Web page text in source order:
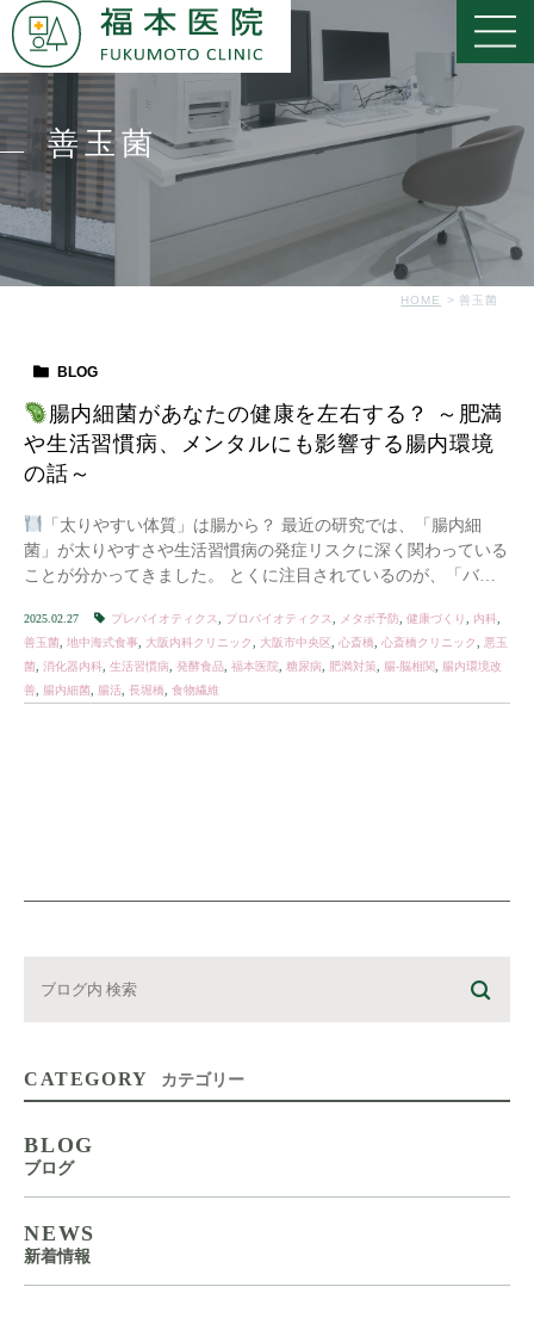
善玉菌
HOME 善玉菌
BLOG
腸内細菌があなたの健康を左右する？ ～肥満
や生活習慣病、メンタルにも影響する腸内環境
の話～
「太りやすい体質」は腸から？ 最近の研究では、「腸内細
菌」が太りやすさや生活習慣病の発症リスクに深く関わっている
ことが分かってきました。 とくに注目されているのが、「バク
2025.02.27 プレバイオティクス プロバイオティクス メタボ予防 健康づくり 内科
善玉菌 地中海式食事 大阪内科クリニック 大阪市中央区 心斎橋 心斎橋クリニック
悪玉
菌 消化器内科 生活習慣病 発酵食品 福本医院 糖尿病 肥満対策 腸-脳相関
腸内環境改
善
腸内細菌 腸活 長堀橋 食物繊維
CATEGORY カテゴリー
BLOG
ブログ
NEWS
新着情報